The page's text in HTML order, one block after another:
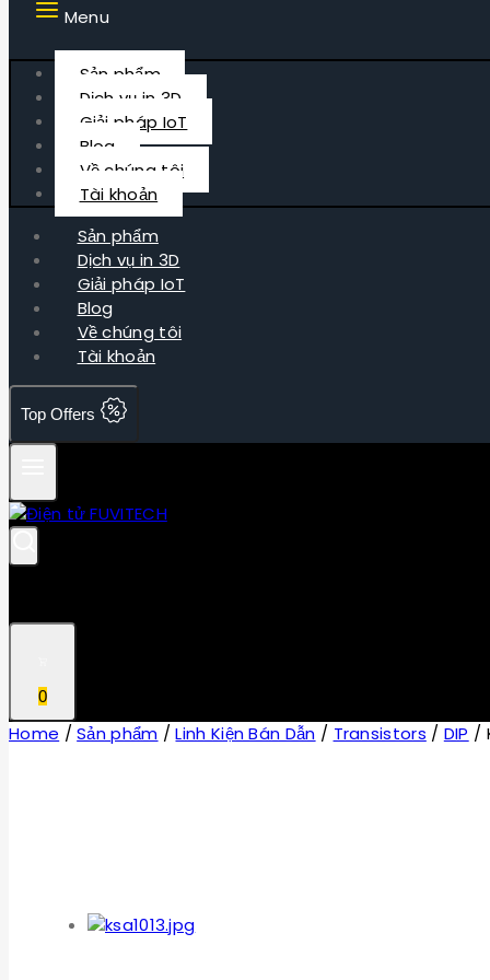
Menu
Sản phẩm
Dịch vụ in 3D
Giải pháp IoT
Blog
Về chúng tôi
Tài khoản
Sản phẩm
Dịch vụ in 3D
Giải pháp IoT
Blog
Về chúng tôi
Tài khoản
Top Offers
0
Home / Sản phẩm / Linh Kiện Bán Dẫn / Transistors / DIP /